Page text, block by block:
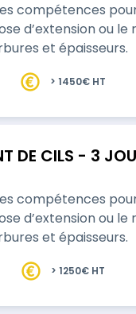
compétences
d’extension ou
et épaisseurs.
> 1450€ HT
DE CILS - 3
compétences
d’extension ou
et épaisseurs.
> 1250€ HT